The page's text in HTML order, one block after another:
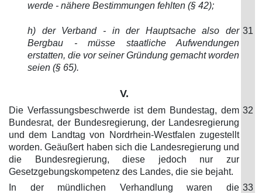
werde - nähere Bestimmungen fehlten (§ 42);
h) der Verband - in der Hauptsache also der
Bergbau - müsse staatliche Aufwendungen
erstatten, die vor seiner Gründung gemacht worden
seien (§ 65).
31
V.
Die Verfassungsbeschwerde ist dem Bundestag, dem
Bundesrat, der Bundesregierung, der Landesregierung
und dem Landtag von Nordrhein-Westfalen zugestellt
worden. Geäußert haben sich die Landesregierung und
die Bundesregierung, diese jedoch nur zur
Gesetzgebungskompetenz des Landes, die sie bejaht.
32
In der mündlichen Verhandlung waren die 33